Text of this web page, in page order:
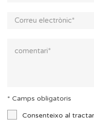
* Camps obligatoris
Consenteixo al